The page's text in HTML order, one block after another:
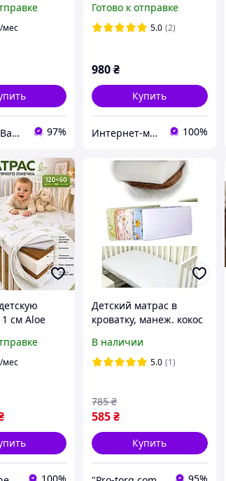
/мес
Магазин "Baby Comfort" 97%
трехслойный толстый
(кокос+поролон+кокос)
Готово к отправке
5.0 (2)
980₴
Купить
Интернет-магазин ПУЗИК 100%
см Aloe
/мес
Детский матрас в
кроватку, манеж. кокос
В наличии
5.0 (1)
585₴
785 ₴
Купить